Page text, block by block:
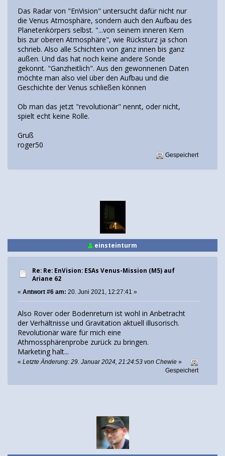
Das Radar von "EnVision" untersucht dafür nicht nur
die Venus Atmosphäre, sondern auch den Aufbau des
Planetenkörpers selbst. "...von seinem inneren Kern
bis zur oberen Atmosphäre", wie Rücksturz ja schon
schrieb. Also alle Schichten von ganz innen bis ganz
außen. Und das hat noch keine andere Sonde
gekonnt. "Ganzheitlich". Aus den gewonnenen Daten
möchte man also viel über den Aufbau und die
Geschichte der Venus schließen können
Ob man das jetzt "revolutionär" nennt, oder nicht,
spielt echt keine Rolle.
Gruß
roger50
Gespeichert
einsteinturm
Re: Re: EnVision: ESAs Venus-Mission (M5) auf
Ariane 62
« Antwort #6 am: 20. Juni 2021, 12:27:41 »
Also Rover oder Bodenreturn ist wohl in Anbetracht
der Verhältnisse und Gravitation aktuell illusorisch.
Revolutionär wäre für mich eine
Athmossphärenprobe zurück zu bringen.
Marketing halt...
« Letzte Änderung: 29. Januar 2024, 21:24:53 von Chewie »
Gespeichert